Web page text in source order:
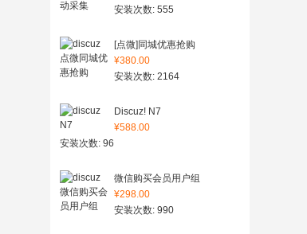
安装次数: 555
[点微]同城优惠抢购
¥380.00
安装次数: 2164
Discuz! N7
¥588.00
安装次数: 96
微信购买会员用户组
¥298.00
安装次数: 990